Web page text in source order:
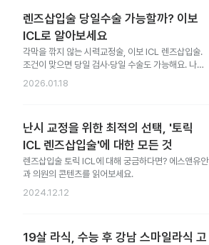
렌즈삽입술 당일수술 가능할까? 이보
ICL로 알아보세요
각막을 깎지 않는 시력교정술, 이보 ICL 렌즈삽입술.
조건이 맞으면 당일 검사·당일 수술도 가능해요. 나에
게도 가능한지 지금 확인해 보세요.
2026.01.18
난시 교정을 위한 최적의 선택, '토릭
ICL 렌즈삽입술'에 대한 모든 것
렌즈삽입술 토릭 ICL에 대해 궁금하다면? 에스앤유안
과 의원의 콘텐츠를 읽어보세요.
2024.12.12
19살 라식, 수능 후 강남 스마일라식 고